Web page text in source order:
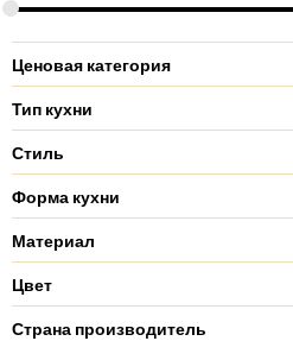
Ценовая категория
Тип кухни
Стиль
Форма кухни
Материал
Цвет
Страна производитель